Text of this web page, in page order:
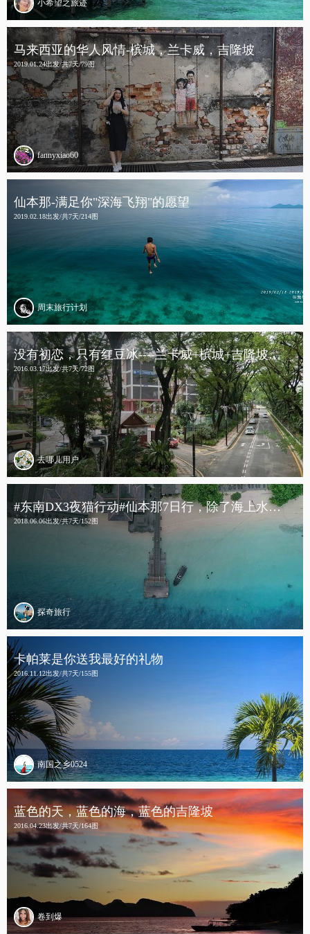
小希望之旅迹
马来西亚的华人风情-槟城，兰卡威，吉隆坡
2019.01.24出发/共7天/79图
fannyxiao60
仙本那-满足你"深海飞翔"的愿望
2019.02.18出发/共7天/214图
周末旅行计划
没有初恋，只有红豆冰----兰卡威+槟城+吉隆坡七日全记录
2016.03.17出发/共7天/72图
去哪儿用户
#东南DX3夜猫行动#仙本那7日行，除了海上水屋还有海底邮局
2018.06.06出发/共7天/152图
探奇旅行
卡帕莱是你送我最好的礼物
2016.11.12出发/共7天/155图
南国之乡0524
蓝色的天，蓝色的海，蓝色的吉隆坡
2016.04.23出发/共7天/164图
卷到爆